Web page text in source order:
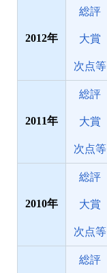
2012
総評
大賞
次点等
2011
総評
大賞
次点等
2010
総評
大賞
次点等
総評